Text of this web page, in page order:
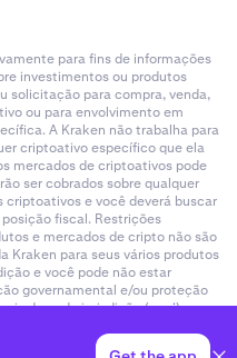
para fins de informações
investimentos ou produtos
solicitação para compra, venda,
ou para envolvimento em
A Kraken não trabalha para
criptoativo específico que ela
mercados de criptoativos pode
ser cobrados sobre qualquer
criptoativos e você deverá buscar
fiscal. Restrições
e mercados de cripto não são
Kraken para seus vários produtos
e você pode não estar
governamental e/ou proteção
de cada jurisdição (aqui).